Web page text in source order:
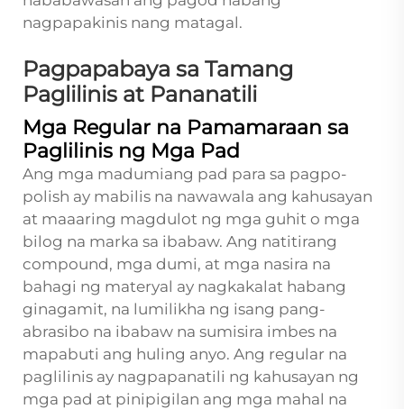
nagpapakinis nang matagal.
Pagpapabaya sa Tamang
Paglilinis at Pananatili
Mga Regular na Pamamaraan sa
Paglilinis ng Mga Pad
Ang mga madumiang pad para sa pagpo-
polish ay mabilis na nawawala ang kahusayan
at maaaring magdulot ng mga guhit o mga
bilog na marka sa ibabaw. Ang natitirang
compound, mga dumi, at mga nasira na
bahagi ng materyal ay nagkakalat habang
ginagamit, na lumilikha ng isang pang-
abrasibo na ibabaw na sumisira imbes na
mapabuti ang huling anyo. Ang regular na
paglilinis ay nagpapanatili ng kahusayan ng
mga pad at pinipigilan ang mga mahal na